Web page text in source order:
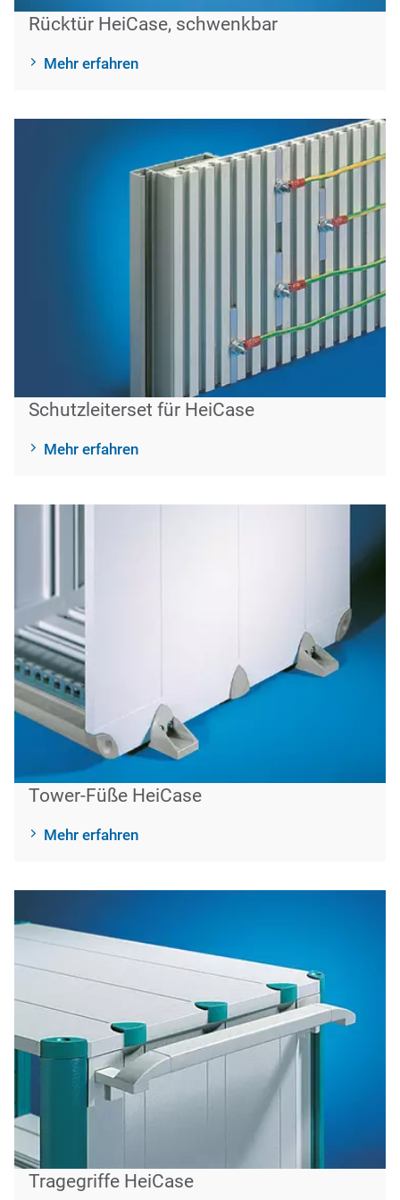
Rücktür HeiCase, schwenkbar
Mehr erfahren
Schutzleiterset für HeiCase
Mehr erfahren
Tower-Füße HeiCase
Mehr erfahren
Tragegriffe HeiCase